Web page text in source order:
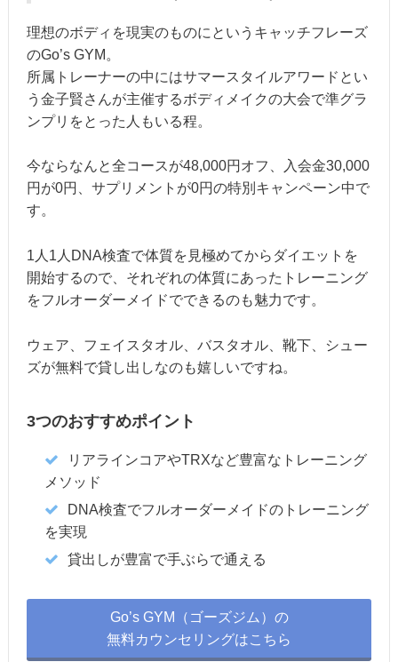
理想のボディを現実のものにというキャッチフレーズ
のGo’s GYM。
所属トレーナーの中にはサマースタイルアワードとい
う金子賢さんが主催するボディメイクの大会で準グラ
ンプリをとった人もいる程。
今ならなんと全コースが48,000円オフ、入会金30,000
円が0円、サプリメントが0円の特別キャンペーン中で
す。
1人1人DNA検査で体質を見極めてからダイエットを
開始するので、それぞれの体質にあったトレーニング
をフルオーダーメイドでできるのも魅力です。
ウェア、フェイスタオル、バスタオル、靴下、シュー
ズが無料で貸し出しなのも嬉しいですね。
3つのおすすめポイント
リアラインコアやTRXなど豊富なトレーニング
メソッド
DNA検査でフルオーダーメイドのトレーニング
を実現
貸出しが豊富で手ぶらで通える
Go’s GYM（ゴーズジム）の
無料カウンセリングはこちら